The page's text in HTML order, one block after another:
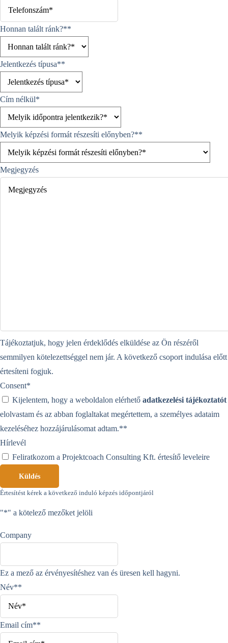
Honnan talált ránk?**
Jelentkezés típusa**
Cím nélkül*
Melyik képzési formát részesíti előnyben?**
Megjegyzés
Tájékoztatjuk, hogy jelen érdeklődés elküldése az Ön részéről
semmilyen kötelezettséggel nem jár. A következő csoport indulása előtt
értesíteni fogjuk.
Consent*
Kijelentem, hogy a weboldalon elérhető adatkezelési tájékoztatót
elolvastam és az abban foglaltakat megértettem, a személyes adataim
kezeléséhez hozzájárulásomat adtam.**
Hírlevél
Feliratkozom a Projektcoach Consulting Kft. értesítő leveleire
Küldés
Értesítést kérek a következő induló képzés időpontjáról
"*" a kötelező mezőket jelöli
Company
Ez a mező az érvényesítéshez van és üresen kell hagyni.
Név**
Email cím**